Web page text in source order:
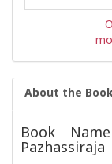
About the
Book
Pazhassiraja